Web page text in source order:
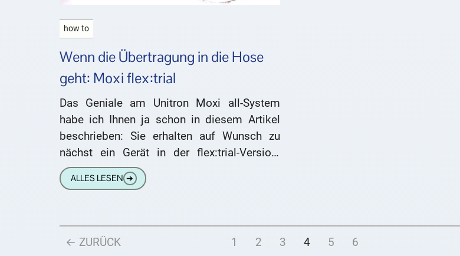
how to
Wenn die Übertragung in die Hose
geht: Moxi flex:trial
Das Geniale am Unitron Moxi all-System
habe ich Ihnen ja schon in diesem Artikel
beschrieben: Sie erhalten auf Wunsch zu
nächst ein Gerät in der flex:trial-Version.
Dieses Hörgerät entspricht dem
ALLES LESEN ➔
← ZURÜCK 1 2 3 4 5 6